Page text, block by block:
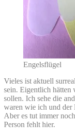
Engelsflügel
Vieles ist aktuell
sein. Eigentlich
sollen. Ich sehe die
waren wie ich und der
Aber es tut immer
Person fehlt hier.